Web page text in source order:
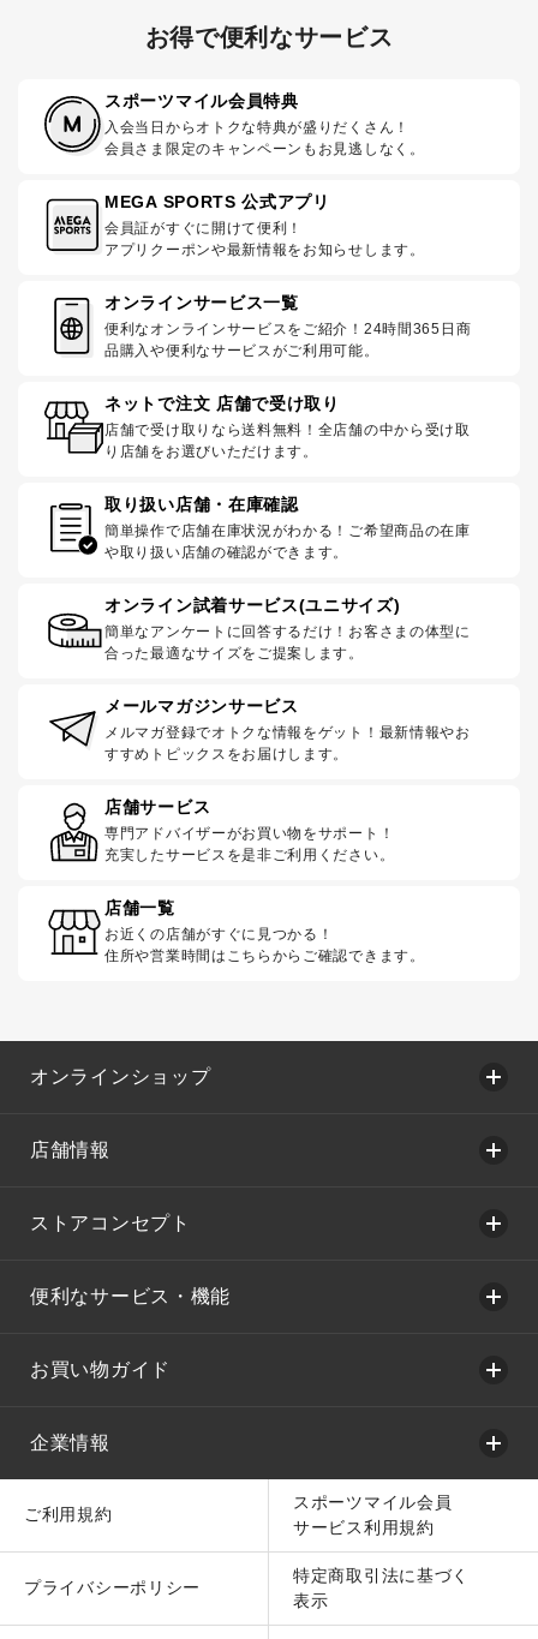
お得で便利なサービス
スポーツマイル会員特典
入会当日からオトクな特典が盛りだくさん！
会員さま限定のキャンペーンもお見逃しなく。
MEGA SPORTS 公式アプリ
会員証がすぐに開けて便利！
アプリクーポンや最新情報をお知らせします。
オンラインサービス一覧
便利なオンラインサービスをご紹介！24時間365日商
品購入や便利なサービスがご利用可能。
ネットで注文 店舗で受け取り
店舗で受け取りなら送料無料！全店舗の中から受け取
り店舗をお選びいただけます。
取り扱い店舗・在庫確認
簡単操作で店舗在庫状況がわかる！ご希望商品の在庫
や取り扱い店舗の確認ができます。
オンライン試着サービス(ユニサイズ)
簡単なアンケートに回答するだけ！お客さまの体型に
合った最適なサイズをご提案します。
メールマガジンサービス
メルマガ登録でオトクな情報をゲット！最新情報やお
すすめトピックスをお届けします。
店舗サービス
専門アドバイザーがお買い物をサポート！
充実したサービスを是非ご利用ください。
店舗一覧
お近くの店舗がすぐに見つかる！
住所や営業時間はこちらからご確認できます。
オンラインショップ
店舗情報
ストアコンセプト
便利なサービス・機能
お買い物ガイド
企業情報
ご利用規約
スポーツマイル会員
サービス利用規約
プライバシーポリシー
特定商取引法に基づく
表示